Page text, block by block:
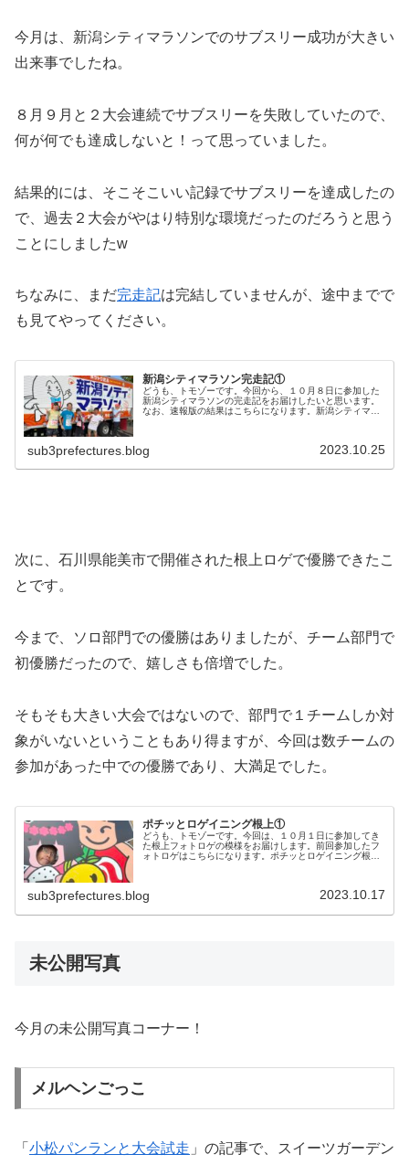
今月は、新潟シティマラソンでのサブスリー成功が大きい
出来事でしたね。
８月９月と２大会連続でサブスリーを失敗していたので、
何が何でも達成しないと！って思っていました。
結果的には、そこそこいい記録でサブスリーを達成したの
で、過去２大会がやはり特別な環境だったのだろうと思う
ことにしましたw
ちなみに、まだ完走記は完結していませんが、途中までで
も見てやってください。
新潟シティマラソン完走記①
どうも、トモゾーです。今回から、１０月８日に参加した
新潟シティマラソンの完走記をお届けしたいと思います。
なお、速報版の結果はこちらになります。新潟シティマラ
sub3prefectures.blog 2023.10.25
次に、石川県能美市で開催された根上ロゲで優勝できたこ
とです。
今まで、ソロ部門での優勝はありましたが、チーム部門で
初優勝だったので、嬉しさも倍増でした。
そもそも大きい大会ではないので、部門で１チームしか対
象がいないということもあり得ますが、今回は数チームの
参加があった中での優勝であり、大満足でした。
ポチッとロゲイニング根上①
どうも、トモゾーです。今回は、１０月１日に参加してき
た根上フォトロゲの模様をお届けします。前回参加したフ
ォトロゲはこちらになります。ポチッとロゲイニング根上
sub3prefectures.blog 2023.10.17
未公開写真
今月の未公開写真コーナー！
メルヘンごっこ
「 小松パンランと大会試走 」の記事で、スイーツガーデン